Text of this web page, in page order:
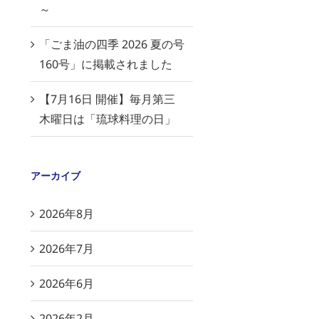
～
「ごま油の四季 2026 夏の号
160号」に掲載されました
【7月16日 開催】毎月第三
木曜日は「琉球料理の日」
アーカイブ
2026年8月
2026年7月
2026年6月